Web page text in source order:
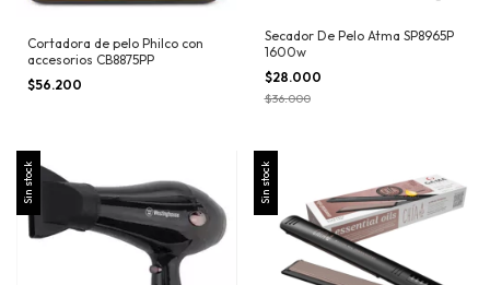
Cortadora de pelo Philco con
accesorios CB8875PP
$56.200
Secador De Pelo Atma SP8965P
1600w
$28.000
$36.000
Sin stock Sin stock